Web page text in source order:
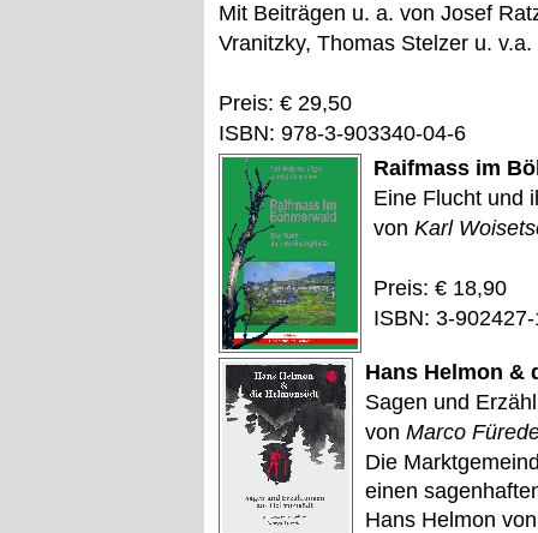
Mit Beiträgen u. a. von Josef
Vranitzky, Thomas Stelzer u. v.a.
Preis: € 29,50
ISBN: 978-3-903340-04-6
Raifmass im
Eine Flucht und
von Karl
Preis: € 18,90
ISBN: 3-
Hans Helmon &
Sagen und
von Marco
Die
einen
Hans Helmon